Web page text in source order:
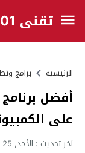
تقني 101
الرئيسية برامج
أفضل
على
آخر تحديث : الأحد, 25 ديسمبر, 2022 - 11:57 صباحًا